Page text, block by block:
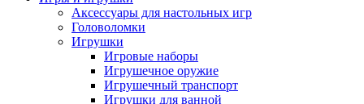
Аксессуары для настольных игр
Головоломки
Игрушки
Игровые наборы
Игрушечное оружие
Игрушечный транспорт
Игрушки для ванной